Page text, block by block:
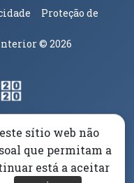
Proteção de
© 2026
(abre em nova janela)
(abre em nova janela)
sítio web não
que permitam a
está a aceitar